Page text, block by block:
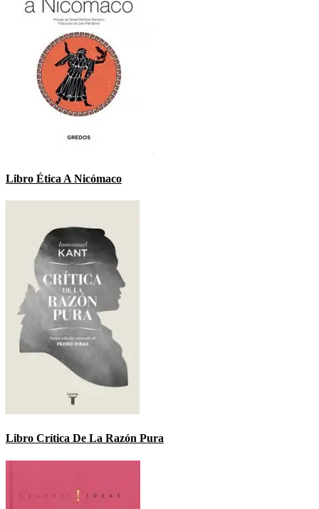
Libro Ética A Nicómaco
Libro Crítica De La Razón Pura